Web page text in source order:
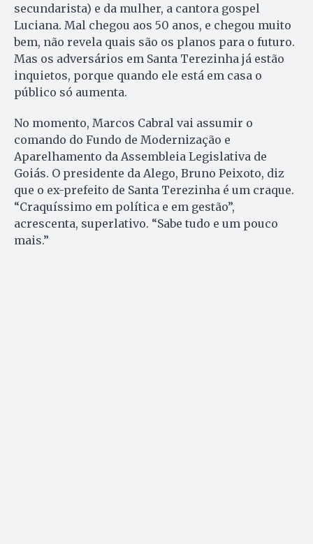
secundarista) e da mulher, a cantora gospel
Luciana. Mal chegou aos 50 anos, e chegou muito
bem, não revela quais são os planos para o futuro.
Mas os adversários em Santa Terezinha já estão
inquietos, porque quando ele está em casa o
público só aumenta.
No momento, Marcos Cabral vai assumir o
comando do Fundo de Modernização e
Aparelhamento da Assembleia Legislativa de
Goiás. O presidente da Alego, Bruno Peixoto, diz
que o ex-prefeito de Santa Terezinha é um craque.
“Craquíssimo em política e em gestão”,
acrescenta, superlativo. “Sabe tudo e um pouco
mais.”